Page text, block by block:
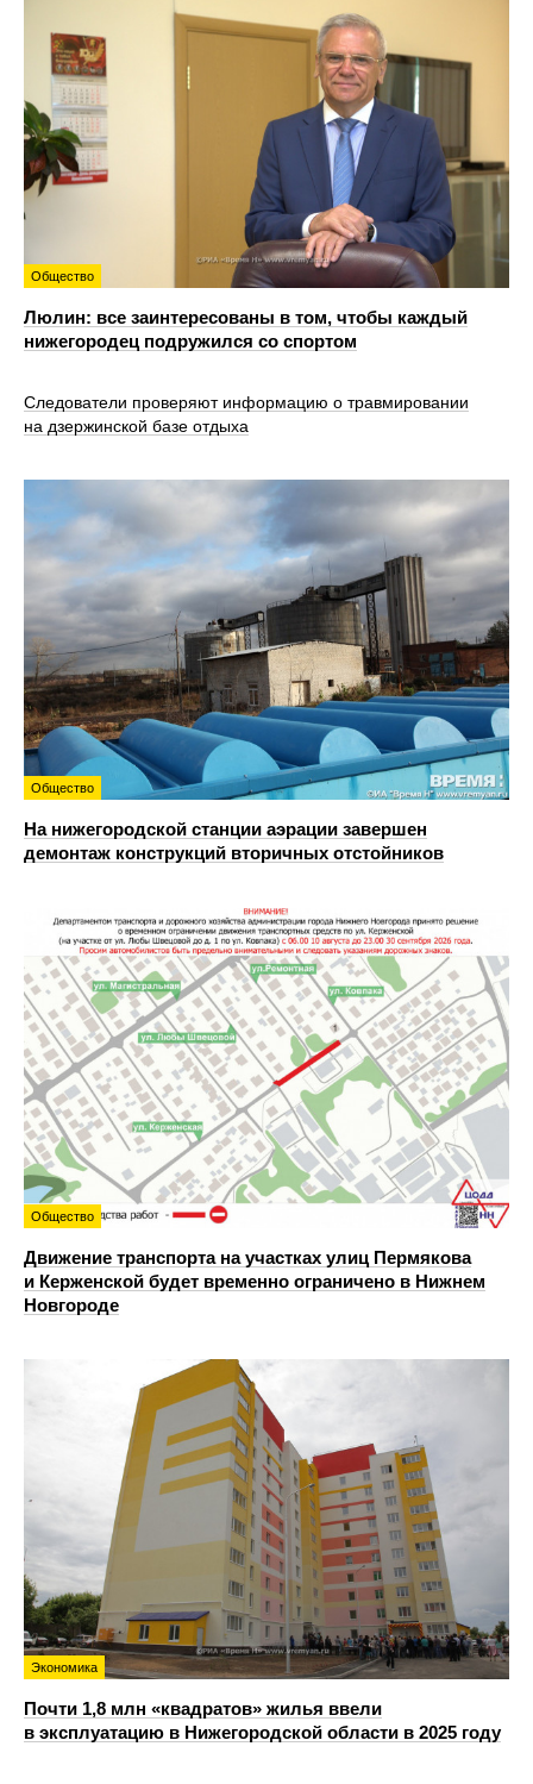
Общество
Люлин: все заинтересованы в том, чтобы каждый
нижегородец подружился со спортом
Следователи проверяют информацию о травмировании
на дзержинской базе отдыха
Общество
На нижегородской станции аэрации завершен
демонтаж конструкций вторичных отстойников
Общество
Движение транспорта на участках улиц Пермякова
и Керженской будет временно ограничено в Нижнем
Новгороде
Экономика
Почти 1,8 млн «квадратов» жилья ввели
в эксплуатацию в Нижегородской области в 2025 году